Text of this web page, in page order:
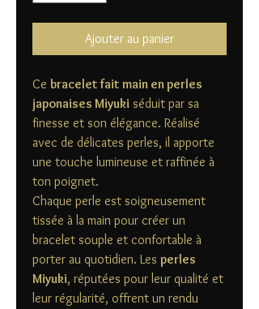
Ajouter au panier
Ce bracelet fait main en perles
japonaises Miyuki séduit par sa
finesse et son élégance. Réalisé
avec de délicates perles, il apporte
une touche lumineuse et raffinée à
ton poignet.
Chaque perle est soigneusement
tissée à la main pour créer un
bracelet souple et confortable à
porter au quotidien. Les perles
Miyuki, réputées pour leur qualité et
leur régularité, offrent un rendu